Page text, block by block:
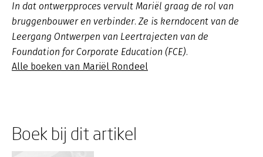
In dat ontwerpproces vervult Mariël graag de rol van
bruggenbouwer en verbinder. Ze is kerndocent van de
Leergang Ontwerpen van Leertrajecten van de
Foundation for Corporate Education (FCE).
Alle boeken van Mariël Rondeel
Boek bij dit artikel